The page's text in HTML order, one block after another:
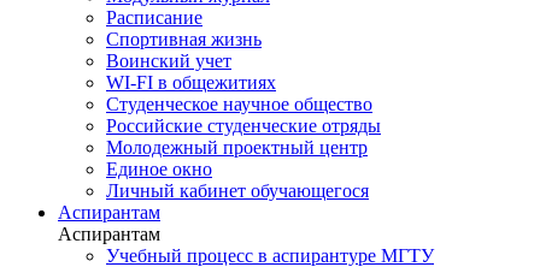
Расписание
Спортивная жизнь
Воинский учет
WI-FI в общежитиях
Студенческое научное общество
Российские студенческие отряды
Молодежный проектный центр
Единое окно
Личный кабинет обучающегося
Аспирантам
Аспирантам
Учебный процесс в аспирантуре МГТУ